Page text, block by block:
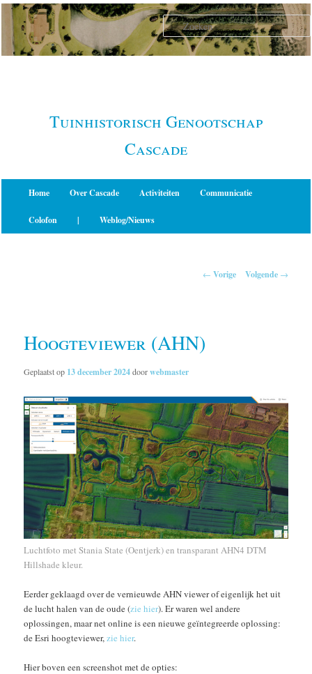
Spring
naar
primaire
Tuinhistorisch Genootschap
Cascade
Home Over Cascade Activiteiten Communicatie
Colofon | Weblog/Nieuws
← Vorige Volgende →
Hoogteviewer (AHN)
Geplaatst op 13 december 2024doorwebmaster
Luchtfoto met Stania State (Oentjerk) en transparant AHN4 DTM
Hillshade kleur.
Eerder geklaagd over de vernieuwde AHN viewer of eigenlijk het uit
de lucht halen van de oude (zie hier). Er waren wel andere
oplossingen, maar net online is een nieuwe geïntegreerde oplossing:
de Esri hoogteviewer,zie hier.
Hier boven een screenshot met de opties: